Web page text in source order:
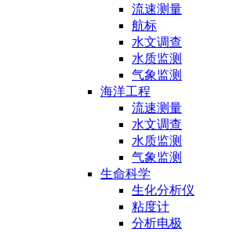
流速测量
航标
水文调查
水质监测
气象监测
海洋工程
流速测量
水文调查
水质监测
气象监测
生命科学
生化分析仪
粘度计
分析电极